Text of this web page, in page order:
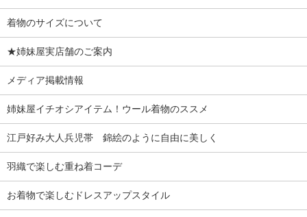
着物のサイズについて
★姉妹屋実店舗のご案内
メディア掲載情報
姉妹屋イチオシアイテム！ウール着物のススメ
江戸好み大人兵児帯 錦絵のように自由に美しく
羽織で楽しむ重ね着コーデ
お着物で楽しむドレスアップスタイル